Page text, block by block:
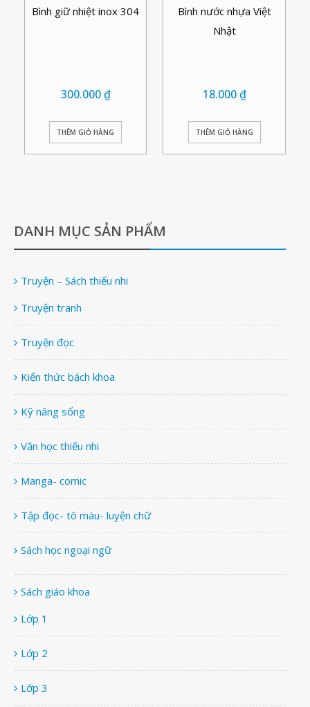
Bình giữ nhiệt inox 304
300.000₫
THÊM GIỎ HÀNG
Bình nước nhựa Việt
Nhật
18.000₫
THÊM GIỎ HÀNG
DANH MỤC SẢN PHẨM
Truyện – Sách thiếu nhi
Truyện tranh
Truyện đọc
Kiến thức bách khoa
Kỹ năng sống
Văn học thiếu nhi
Manga- comic
Tập đọc- tô màu- luyện chữ
Sách học ngoại ngữ
Sách giáo khoa
Lớp 1
Lớp 2
Lớp 3